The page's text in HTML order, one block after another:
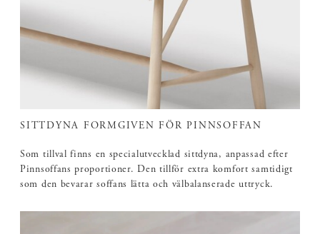
SITTDYNA FORMGIVEN FÖR PINNSOFFAN
Som tillval finns en specialutvecklad sittdyna, anpassad efter
Pinnsoffans proportioner. Den tillför extra komfort samtidigt
som den bevarar soffans lätta och välbalanserade uttryck.